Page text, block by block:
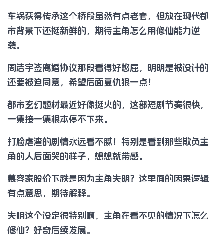
车祸获得传承这个桥段虽然有点老套，但放在现代都
市背景下还挺新鲜的，期待主角怎么用修仙能力逆
袭。
周浩宇签离婚协议那段看得好憋屈，明明是被设计的
还要被迫同意，希望后面复仇狠一点！
都市玄幻题材最近好像挺火的，这部短剧节奏很快，
一集接一集根本停不下来。
打脸虐渣的剧情永远看不腻！特别是看到那些欺负主
角的人后面哭的样子，想想就带感。
慕容家股价下跌是因为主角失明？这里面的因果逻辑
有点意思，期待解释。
失明这个设定很特别啊，主角在看不见的情况下怎么
修仙？好奇后续发展。